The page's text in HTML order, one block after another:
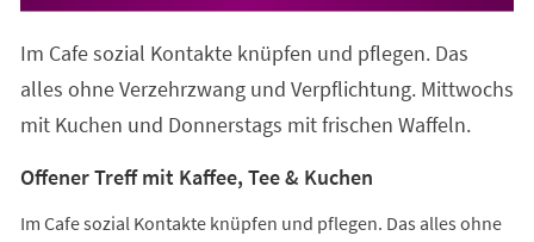
Im Cafe sozial Kontakte knüpfen und pflegen. Das
alles ohne Verzehrzwang und Verpflichtung. Mittwochs
mit Kuchen und Donnerstags mit frischen Waffeln.
Offener Treff mit Kaffee, Tee & Kuchen
Im Cafe sozial Kontakte knüpfen und pflegen. Das alles ohne